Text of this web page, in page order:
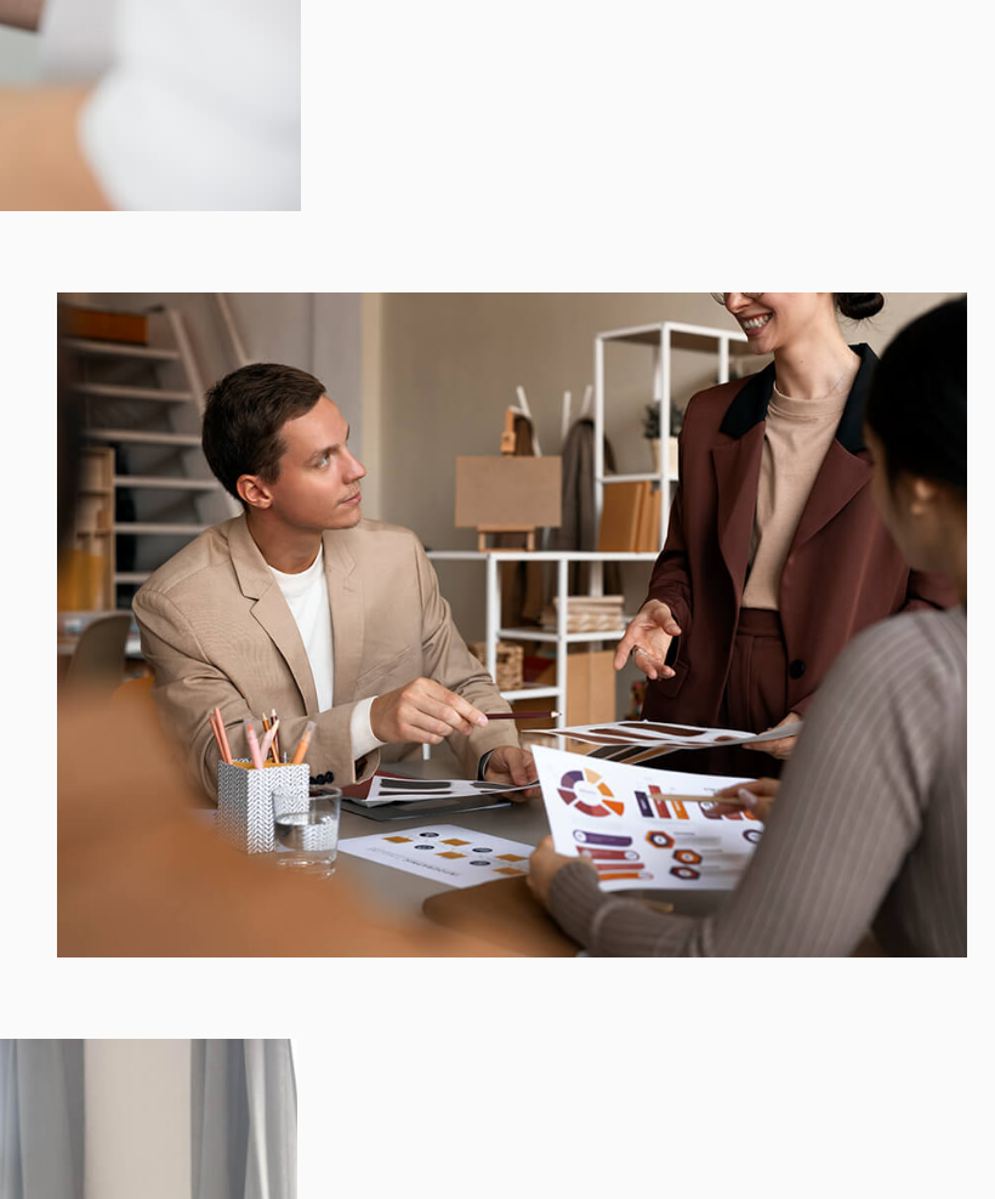
Командообразование
В современном бизнесе важно построить команду,
навыкам, определяют «болевые точки» и
предлагают решения, направленные на развитие
навыков при помощи тестирования,